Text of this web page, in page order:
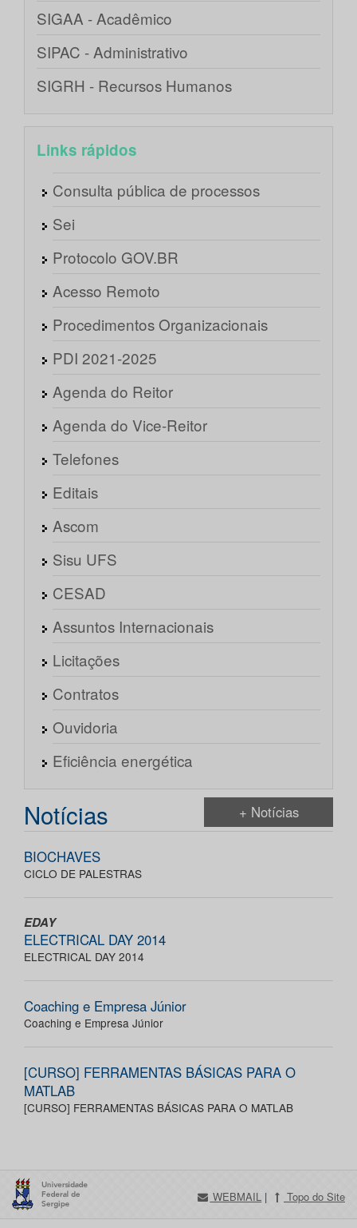
SIGAA - Acadêmico
SIPAC - Administrativo
SIGRH - Recursos Humanos
Links rápidos
Consulta pública de processos
Sei
Protocolo GOV.BR
Acesso Remoto
Procedimentos Organizacionais
PDI 2021-2025
Agenda do Reitor
Agenda do Vice-Reitor
Telefones
Editais
Ascom
Sisu UFS
CESAD
Assuntos Internacionais
Licitações
Contratos
Ouvidoria
Eficiência energética
Notícias + Notícias
BIOCHAVES
CICLO DE PALESTRAS
EDAY
ELECTRICAL DAY 2014
ELECTRICAL DAY 2014
Coaching e Empresa Júnior
Coaching e Empresa Júnior
[CURSO] FERRAMENTAS BÁSICAS PARA O
MATLAB
[CURSO] FERRAMENTAS BÁSICAS PARA O MATLAB
WEBMAIL | Topo do Site